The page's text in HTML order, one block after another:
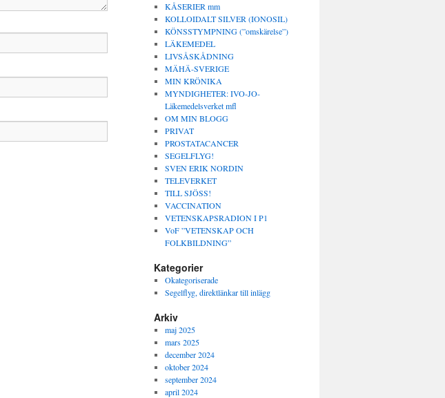
KÅSERIER mm
KOLLOIDALT SILVER (IONOSIL)
KÖNSSTYMPNING (”omskärelse”)
LÄKEMEDEL
LIVSÅSKÅDNING
MÄHÄ-SVERIGE
MIN KRÖNIKA
MYNDIGHETER: IVO-JO-
Läkemedelsverket mfl
OM MIN BLOGG
PRIVAT
PROSTATACANCER
SEGELFLYG!
SVEN ERIK NORDIN
TELEVERKET
TILL SJÖSS!
VACCINATION
VETENSKAPSRADION I P1
VoF ”VETENSKAP OCH
FOLKBILDNING”
Kategorier
Okategoriserade
Segelflyg, direktlänkar till inlägg
Arkiv
maj 2025
mars 2025
december 2024
oktober 2024
september 2024
april 2024